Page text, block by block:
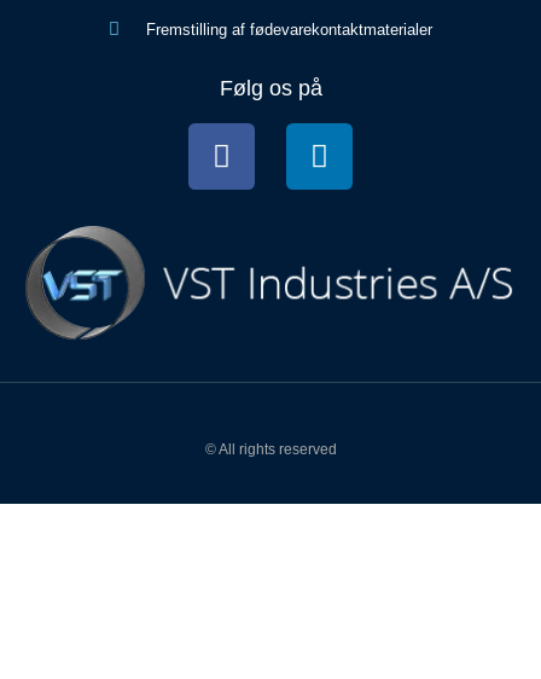
Fremstilling af fødevarekontaktmaterialer
Følg os på
© All rights reserved